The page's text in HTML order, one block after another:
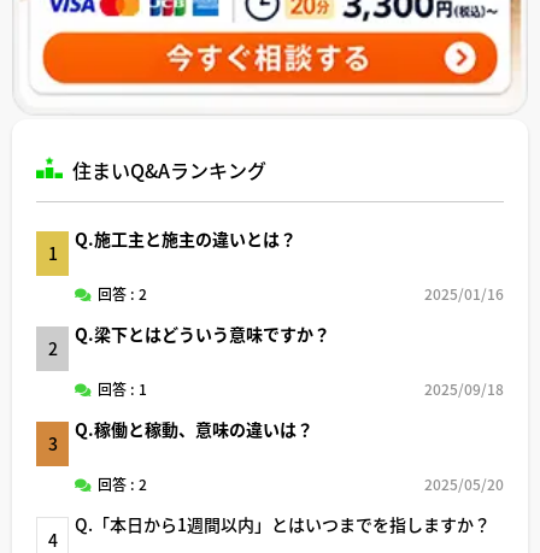
住まいQ&Aランキング
1
Q.施工主と施主の違いとは？
回答 : 2 2025/01/16
2
Q.梁下とはどういう意味ですか？
回答 : 1 2025/09/18
3
Q.稼働と稼動、意味の違いは？
回答 : 2 2025/05/20
4
Q.「本日から1週間以内」とはいつまでを指しますか？